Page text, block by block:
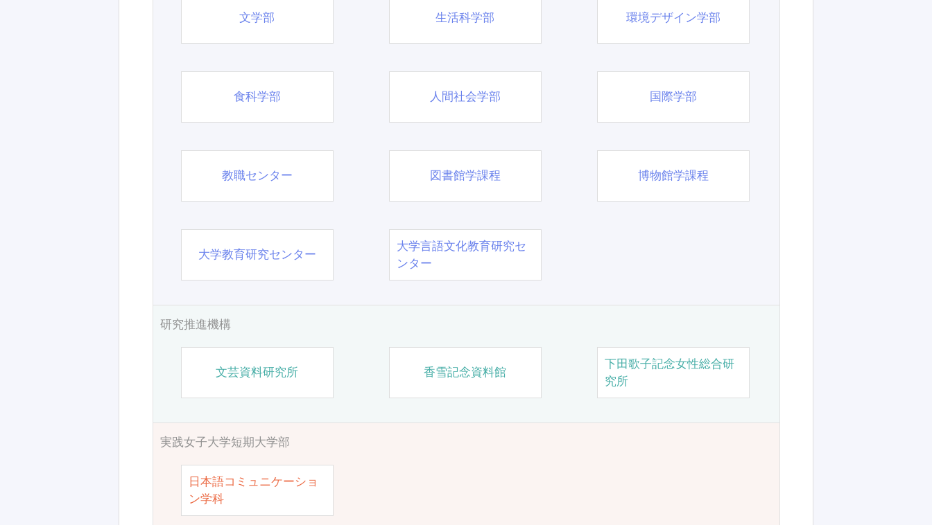
文学部 生活科学部 環境デザイン学部
食科学部 人間社会学部 国際学部
教職センター 図書館学課程 博物館学課程
大学教育研究センター
大学言語文化教育研究セ
ンター
研究推進機構
文芸資料研究所 香雪記念資料館
下田歌子記念女性総合研
究所
実践女子大学短期大学部
日本語コミュニケーショ
ン学科